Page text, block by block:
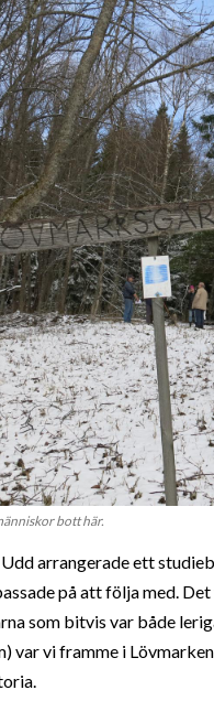
Järn ur
Kolning
Masugnen
Slagg
Färskning &
Tekniken i
Vatten och
bott här.
arrangerade ett
på att följa med.
som bitvis var både
var vi framme i